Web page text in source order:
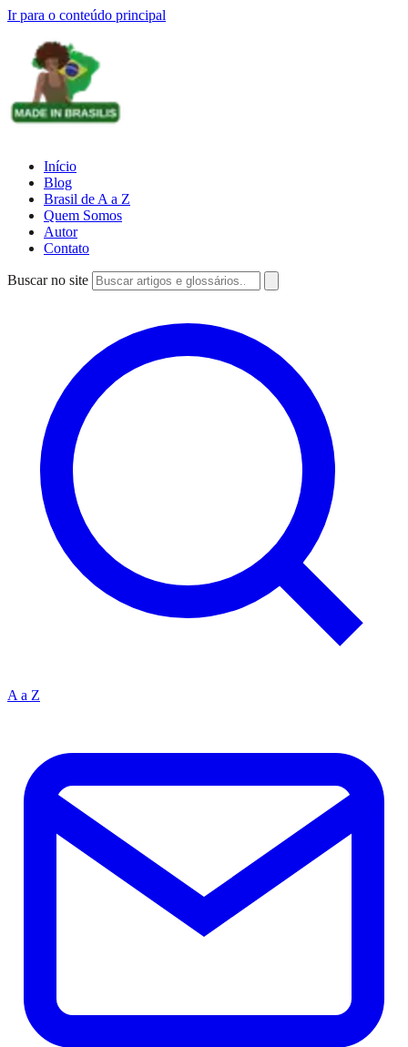
Ir para o conteúdo principal
Início
Blog
Brasil de A a Z
Quem Somos
Autor
Contato
Buscar no site
A a Z